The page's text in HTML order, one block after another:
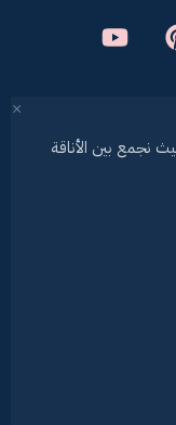
نجمع بين الأناقة